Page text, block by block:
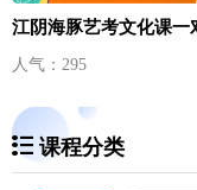
人气：295
课程分类